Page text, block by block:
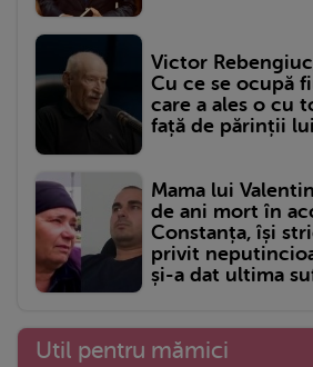
Victor
Cu ce se ocupă
care a ales o cu
față de părinții lui
Mama lui
de ani mort în
Constanța, își
privit
și-a dat ultima
Util pentru mămici